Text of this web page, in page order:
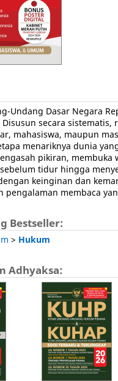
Undang Dasar Negara
secara
mahasiswa, maupun
menariknya dunia
pikiran,
tidur hingga
keinginan dan
pengalaman membaca
Bestseller:
> Hukum
Adhyaksa: